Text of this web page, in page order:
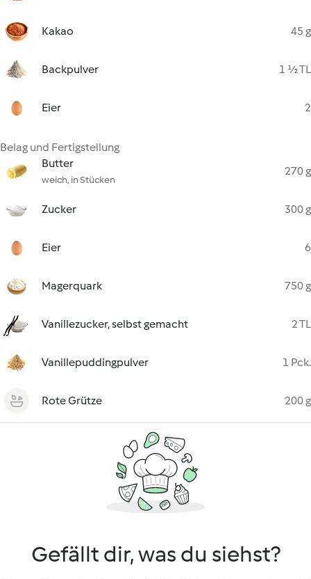
Kakao 45 g
Backpulver 1 ½ TL
Eier 2
Belag und Fertigstellung
Butter
weich, in Stücken
270 g
Zucker 300 g
Eier 6
Magerquark 750 g
Vanillezucker, selbst gemacht 2 TL
Vanillepuddingpulver 1 Pck.
Rote Grütze 200 g
Gefällt dir, was du siehst?